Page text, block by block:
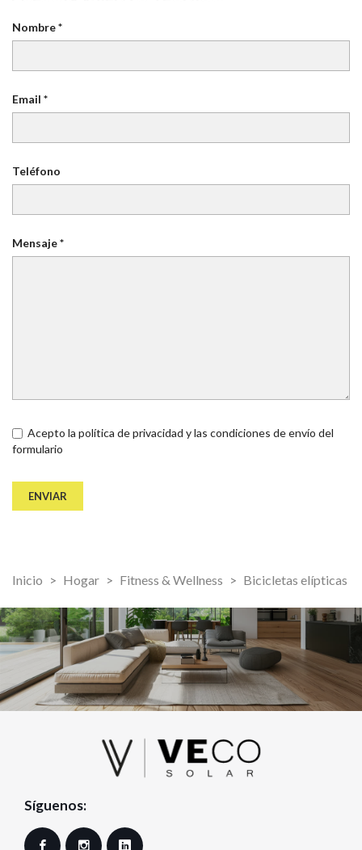
Inicio Hogar Fitness & Wellness Bicicletas elípticas
Nombre *
Email *
Teléfono
Mensaje *
Acepto la política de privacidad y las condiciones de envío del
formulario
Síguenos:
Facebook Instagram